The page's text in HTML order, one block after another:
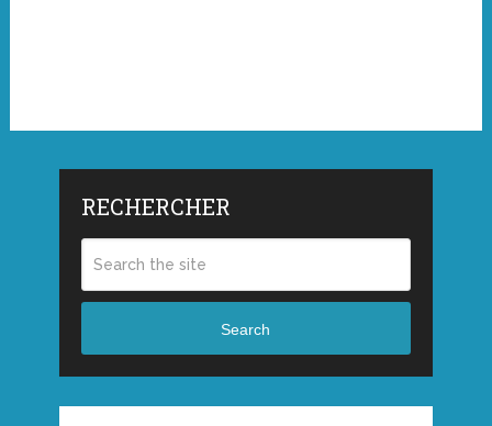
RECHERCHER
Search